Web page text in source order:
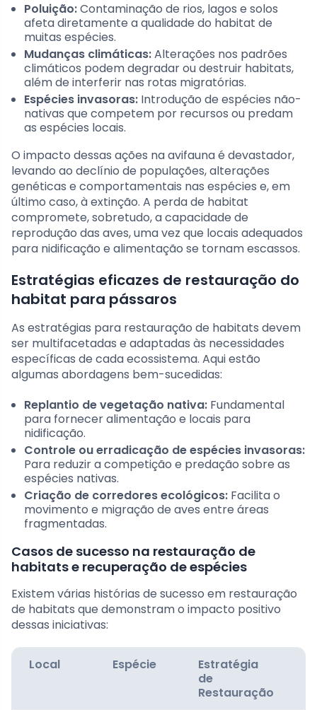
Poluição:Contaminação de rios, lagos e solos
afeta diretamente a qualidade do habitat de
muitas espécies.
Mudanças climáticas:Alterações nos padrões
climáticos podem degradar ou destruir habitats,
além de interferir nas rotas migratórias.
Espécies invasoras: Introdução de espécies não-
nativas que competem por recursos ou predam
as espécies locais.
O impacto dessas ações na avifauna é devastador,
levando ao declínio de populações, alterações
genéticas e comportamentais nas espécies e, em
último caso, à extinção. A perda de habitat
compromete, sobretudo, a capacidade de
reprodução das aves, uma vez que locais adequados
para nidificação e alimentação se tornam escassos.
Estratégias eficazes de restauração do
habitat para pássaros
As estratégias para restauração de habitats devem
ser multifacetadas e adaptadas às necessidades
específicas de cada ecossistema. Aqui estão
algumas abordagens bem-sucedidas:
Replantio de vegetação nativa: Fundamental
para fornecer alimentação e locais para
nidificação.
Controle ou erradicação de espécies invasoras:
Para reduzir a competição e predação sobre as
espécies nativas.
Criação de corredores ecológicos: Facilita o
movimento e migração de aves entre áreas
fragmentadas.
Casos de sucesso na restauração de
habitats e recuperação de espécies
Existem várias histórias de sucesso em restauração
de habitats que demonstram o impacto positivo
dessas iniciativas:
Local Espécie
Estratégia
de
Restauração